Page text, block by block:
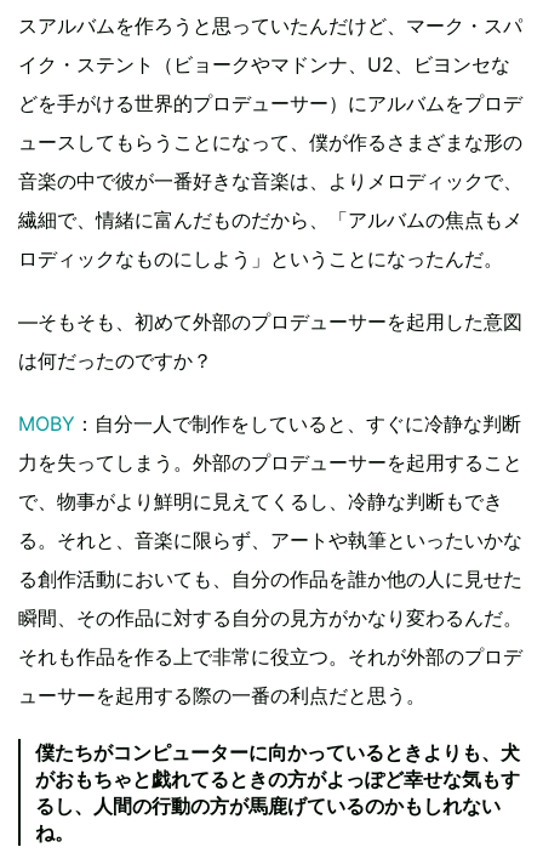
スアルバムを作ろうと思っていたんだけど、マーク・スパ
イク・ステント（ビョークやマドンナ、U2、ビヨンセな
どを手がける世界的プロデューサー）にアルバムをプロデ
ュースしてもらうことになって、僕が作るさまざまな形の
音楽の中で彼が一番好きな音楽は、よりメロディックで、
繊細で、情緒に富んだものだから、「アルバムの焦点もメ
ロディックなものにしよう」ということになったんだ。
―そもそも、初めて外部のプロデューサーを起用した意図
は何だったのですか？
MOBY ：自分一人で制作をしていると、すぐに冷静な判断
力を失ってしまう。外部のプロデューサーを起用すること
で、物事がより鮮明に見えてくるし、冷静な判断もでき
る。それと、音楽に限らず、アートや執筆といったいかな
る創作活動においても、自分の作品を誰か他の人に見せた
瞬間、その作品に対する自分の見方がかなり変わるんだ。
それも作品を作る上で非常に役立つ。それが外部のプロデ
ューサーを起用する際の一番の利点だと思う。
僕たちがコンピューターに向かっているときよりも、犬
がおもちゃと戯れてるときの方がよっぽど幸せな気もす
るし、人間の行動の方が馬鹿げているのかもしれない
ね。